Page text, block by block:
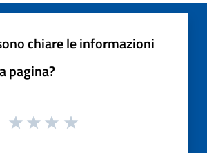
chiare le informazioni
pagina?